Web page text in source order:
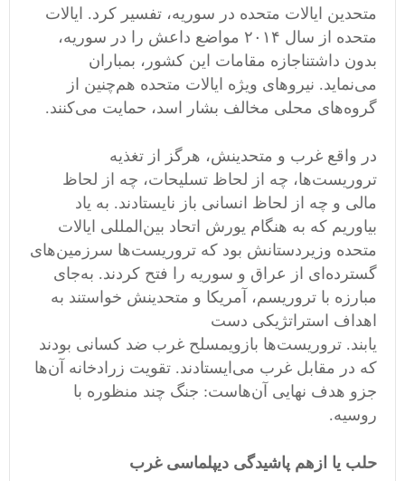
متحدین ایالات متحده در سوریه، تفسیر کرد. ایالات
متحده از سال ۲۰۱۴ مواضع داعش را در سوریه،
بدون داشتناجازه مقامات این کشور، بمباران
مینماید. نیروهای ویژه ایالات متحده همچنین از
گروههای محلی مخالف بشار اسد، حمایت میکنند.
در واقع غرب و متحدینش، هرگز از تغذیه
تروریستها، چه از لحاظ تسلیحات، چه از لحاظ
مالی و چه از لحاظ انسانی باز نایستادند. به یاد
بیاوریم که به هنگام یورش اتحاد بین المللی ایالات
متحده وزیر دستانش بود که تروریستها سرزمینهای
گسترده ای از عراق و سوریه را فتح کردند. بهجای
مبارزه با تروریسم، آمریکا و متحدینش خواستند به
اهداف استراتژیکی دست
یابند. تروریستها بازویمسلح غرب ضد کسانی بودند
که در مقابل غرب می ایستادند. تقویت زرادخانه آنها
جزو هدف نهایی آنهاست: جنگ چند منظوره با
روسیه.
حلب یا ازهم پاشیدگی دیپلماسی غرب